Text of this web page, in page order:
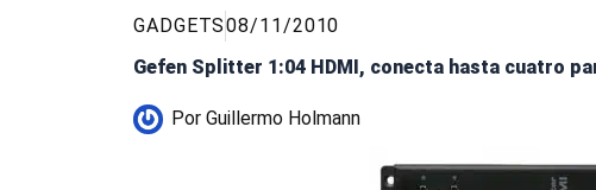
GADGETS08/11/2010
Gefen Splitter 1:04 HDMI, conecta hasta cuatro
Por Guillermo Holmann